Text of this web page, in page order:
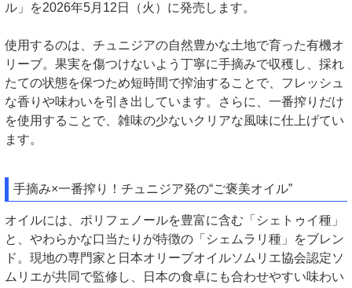
ル」を2026年5月12日（火）に発売します。
使用するのは、チュニジアの自然豊かな土地で育った有機オ
リーブ。果実を傷つけないよう丁寧に手摘みで収穫し、採れ
たての状態を保つため短時間で搾油することで、フレッシュ
な香りや味わいを引き出しています。さらに、一番搾りだけ
を使用することで、雑味の少ないクリアな風味に仕上げてい
ます。
手摘み×一番搾り！チュニジア発の“ご褒美オイル”
オイルには、ポリフェノールを豊富に含む「シェトゥイ種」
と、やわらかな口当たりが特徴の「シェムラリ種」をブレン
ド。現地の専門家と日本オリーブオイルソムリエ協会認定ソ
ムリエが共同で監修し、日本の食卓にも合わせやすい味わい